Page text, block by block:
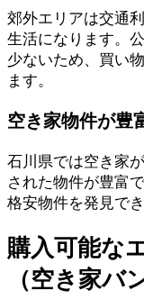
郊外エリアは交通
生活になります。
少ないため、買い
ます。
空き家物件が豊
石川県では空き家
された物件が豊富
格安物件を発見で
購入可能な
（空き家バ